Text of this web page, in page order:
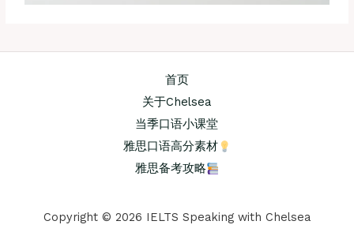
首页
关于Chelsea
当季口语小课堂
雅思口语高分素材
雅思备考攻略
Copyright © 2026 IELTS Speaking with Chelsea